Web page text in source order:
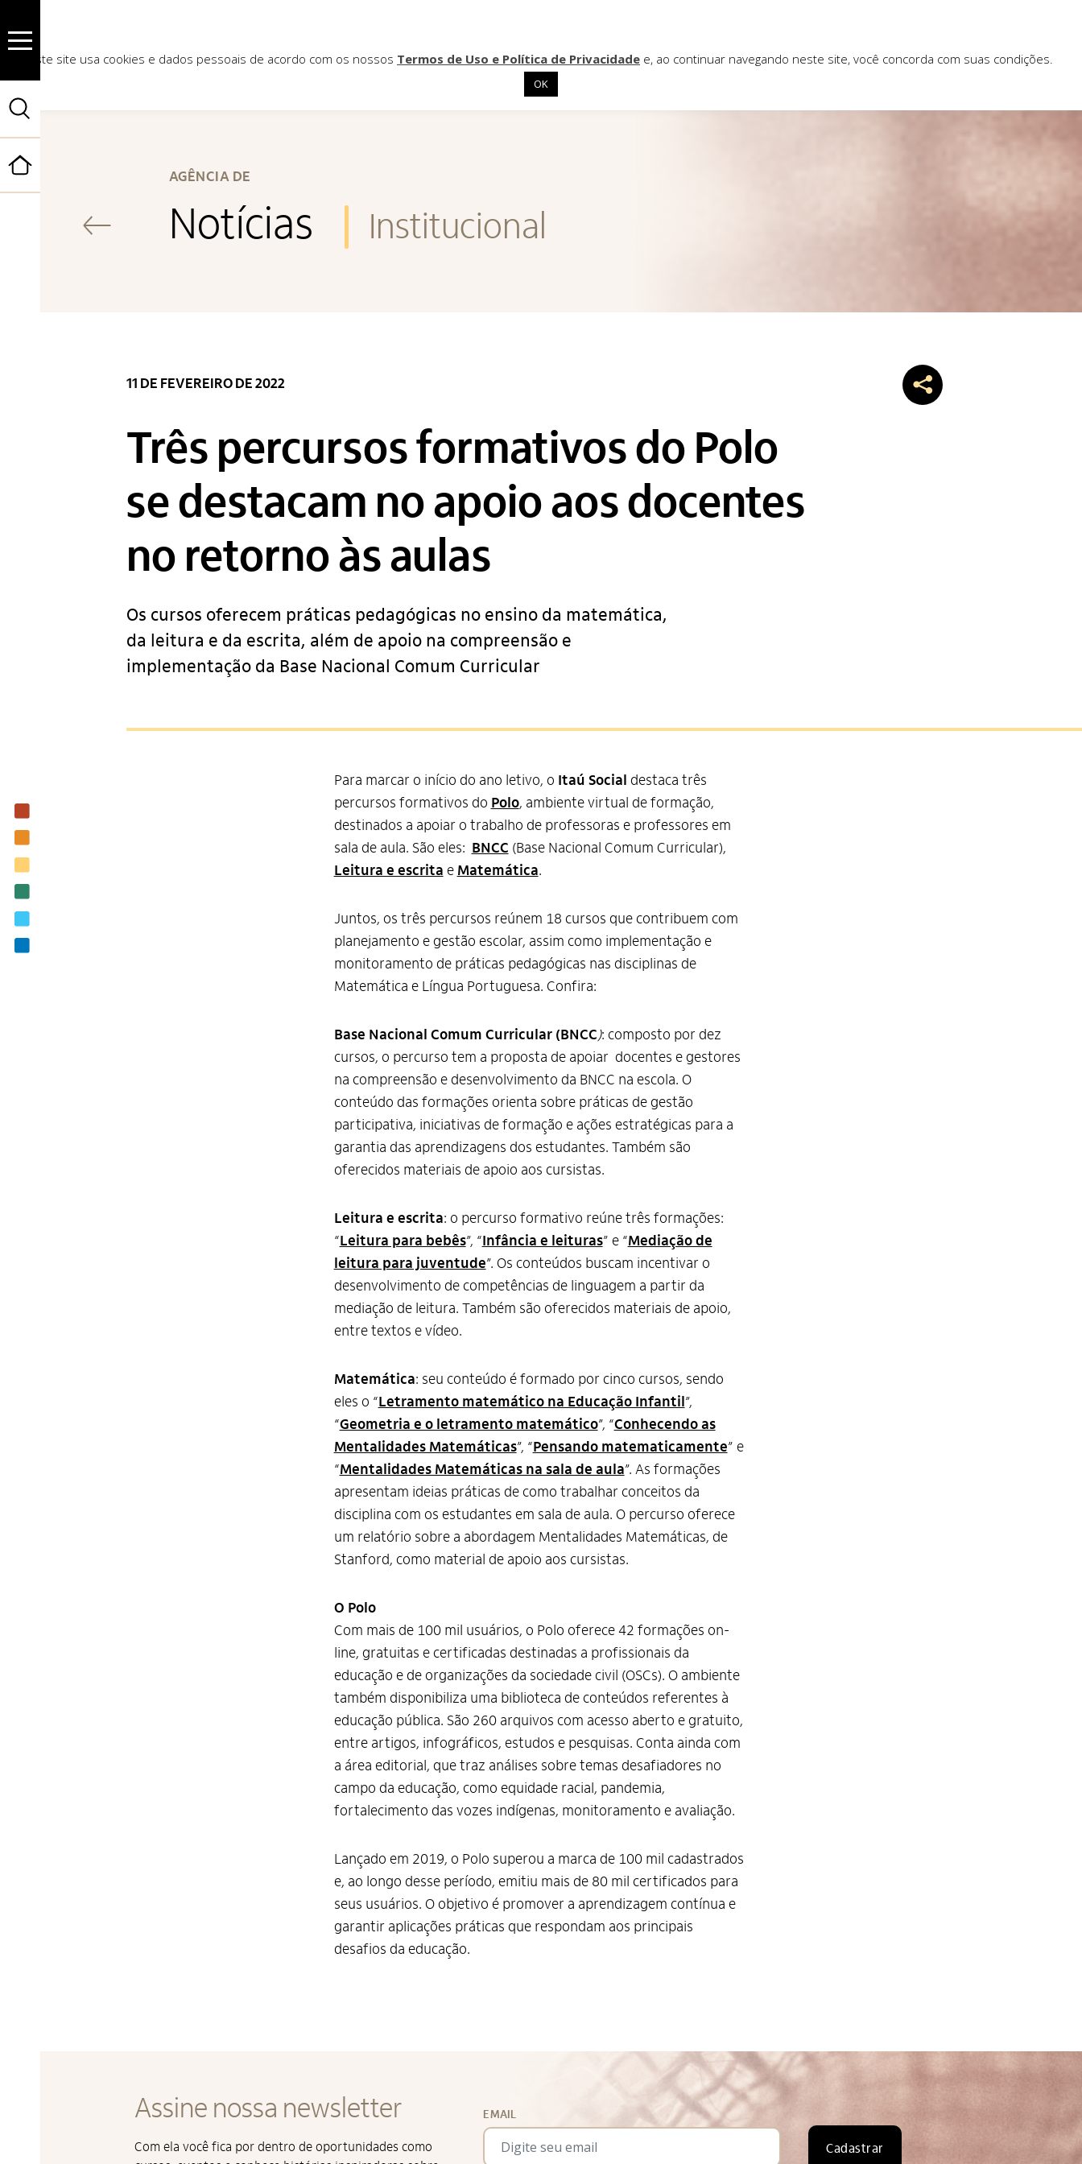
AGÊNCIA DE
Notícias Institucional
11 DE FEVEREIRO DE 2022
Três percursos formativos do Polo
se destacam no apoio aos docentes
no retorno às aulas
Os cursos oferecem práticas pedagógicas no ensino da matemática,
da leitura e da escrita, além de apoio na compreensão e
implementação da Base Nacional Comum Curricular
Para marcar o início do ano letivo, o Itaú Social destaca três
percursos formativos do Polo, ambiente virtual de formação,
destinados a apoiar o trabalho de professoras e professores em
sala de aula. São eles: BNCC (Base Nacional Comum Curricular),
Leitura e escrita e Matemática.
Juntos, os três percursos reúnem 18 cursos que contribuem com
planejamento e gestão escolar, assim como implementação e
monitoramento de práticas pedagógicas nas disciplinas de
Matemática e Língua Portuguesa. Confira:
Base Nacional Comum Curricular (BNCC): composto por dez
cursos, o percurso tem a proposta de apoiar docentes e gestores
na compreensão e desenvolvimento da BNCC na escola. O
conteúdo das formações orienta sobre práticas de gestão
participativa, iniciativas de formação e ações estratégicas para a
garantia das aprendizagens dos estudantes. Também são
oferecidos materiais de apoio aos cursistas.
Leitura e escrita: o percurso formativo reúne três formações:
“Leitura para bebês”, “Infância e leituras” e “Mediação de
leitura para juventude”. Os conteúdos buscam incentivar o
desenvolvimento de competências de linguagem a partir da
mediação de leitura. Também são oferecidos materiais de apoio,
entre textos e vídeo.
Matemática: seu conteúdo é formado por cinco cursos, sendo
eles o “Letramento matemático na Educação Infantil”,
“Geometria e o letramento matemático”, “Conhecendo as
Mentalidades Matemáticas”, “Pensando matematicamente” e
“Mentalidades Matemáticas na sala de aula”. As formações
apresentam ideias práticas de como trabalhar conceitos da
disciplina com os estudantes em sala de aula. O percurso oferece
um relatório sobre a abordagem Mentalidades Matemáticas, de
Stanford, como material de apoio aos cursistas.
O Polo
Com mais de 100 mil usuários, o Polo oferece 42 formações on-
line, gratuitas e certificadas destinadas a profissionais da
educação e de organizações da sociedade civil (OSCs). O ambiente
também disponibiliza uma biblioteca de conteúdos referentes à
educação pública. São 260 arquivos com acesso aberto e gratuito,
entre artigos, infográficos, estudos e pesquisas. Conta ainda com
a área editorial, que traz análises sobre temas desafiadores no
campo da educação, como equidade racial, pandemia,
fortalecimento das vozes indígenas, monitoramento e avaliação.
Lançado em 2019, o Polo superou a marca de 100 mil cadastrados
e, ao longo desse período, emitiu mais de 80 mil certificados para
seus usuários. O objetivo é promover a aprendizagem contínua e
garantir aplicações práticas que respondam aos principais
desafios da educação.
Assine nossa newsletter
Com ela você fica por dentro de oportunidades como
EMAIL
Cadastrar
Este site usa cookies e dados pessoais de acordo com os nossos Termos de Uso e Política de Privacidade e, ao continuar navegando neste site, você concorda com suas condições.
OK